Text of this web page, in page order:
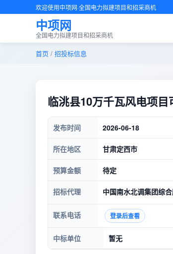
欢迎使用中项网·全国电力拟建项目和招采商机
中项网
全国电力拟建项目和招采商机
首页 / 招投标信息
临洮县10万千瓦风电项
发布时间 2026-06-18
所在地区 甘肃定西市
预算金额 待定
招标代理 中国南水北调集团综
联系电话 登录后查看
中标单位 暂无